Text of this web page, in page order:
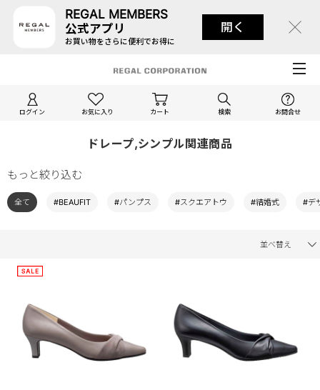
REGAL MEMBERS
公式アプリ
お買い物をさらに便利でお得に
開く
ログイン お気に入り カート 検索 お問合せ
ドレープ,シンプル関連商品
もっと絞り込む
全て #BEAUFIT #パンプス #スクエアトウ #結婚式 #デ
並べ替え